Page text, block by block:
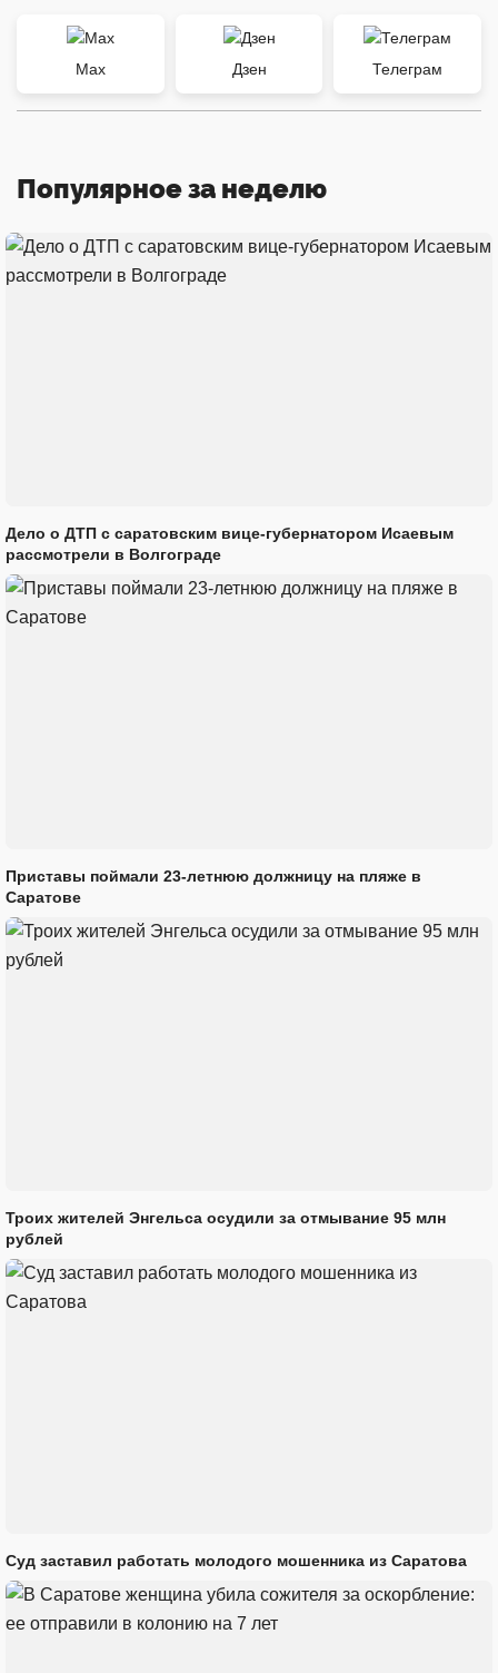
Max Дзен Телеграм
Популярное за неделю
Дело о ДТП с саратовским вице-губернатором Исаевым
рассмотрели в Волгограде
Приставы поймали 23-летнюю должницу на пляже в
Саратове
Троих жителей Энгельса осудили за отмывание 95 млн
рублей
Суд заставил работать молодого мошенника из Саратова